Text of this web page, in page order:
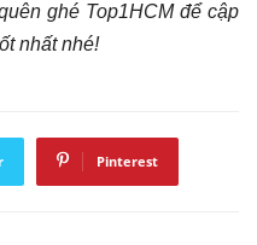
ghé Top1HCM để cập
nhất nhé!
Pinterest